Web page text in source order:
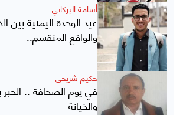
أسامة البركاني
عيد الوحدة اليمنية بين
والواقع المنقسم..
حكيم شريحي
في يوم الصحافة .. الحبر
والخيانة